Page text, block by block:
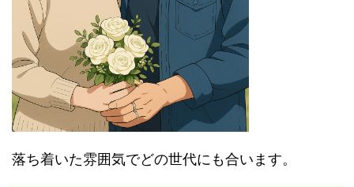
落ち着いた雰囲気でどの世代にも合います。